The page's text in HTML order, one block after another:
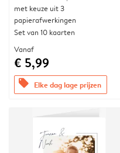
met keuze uit 3
papierafwerkingen
Set van 10 kaarten
Vanaf
€ 5,99
offers Elke dag lage prijzen